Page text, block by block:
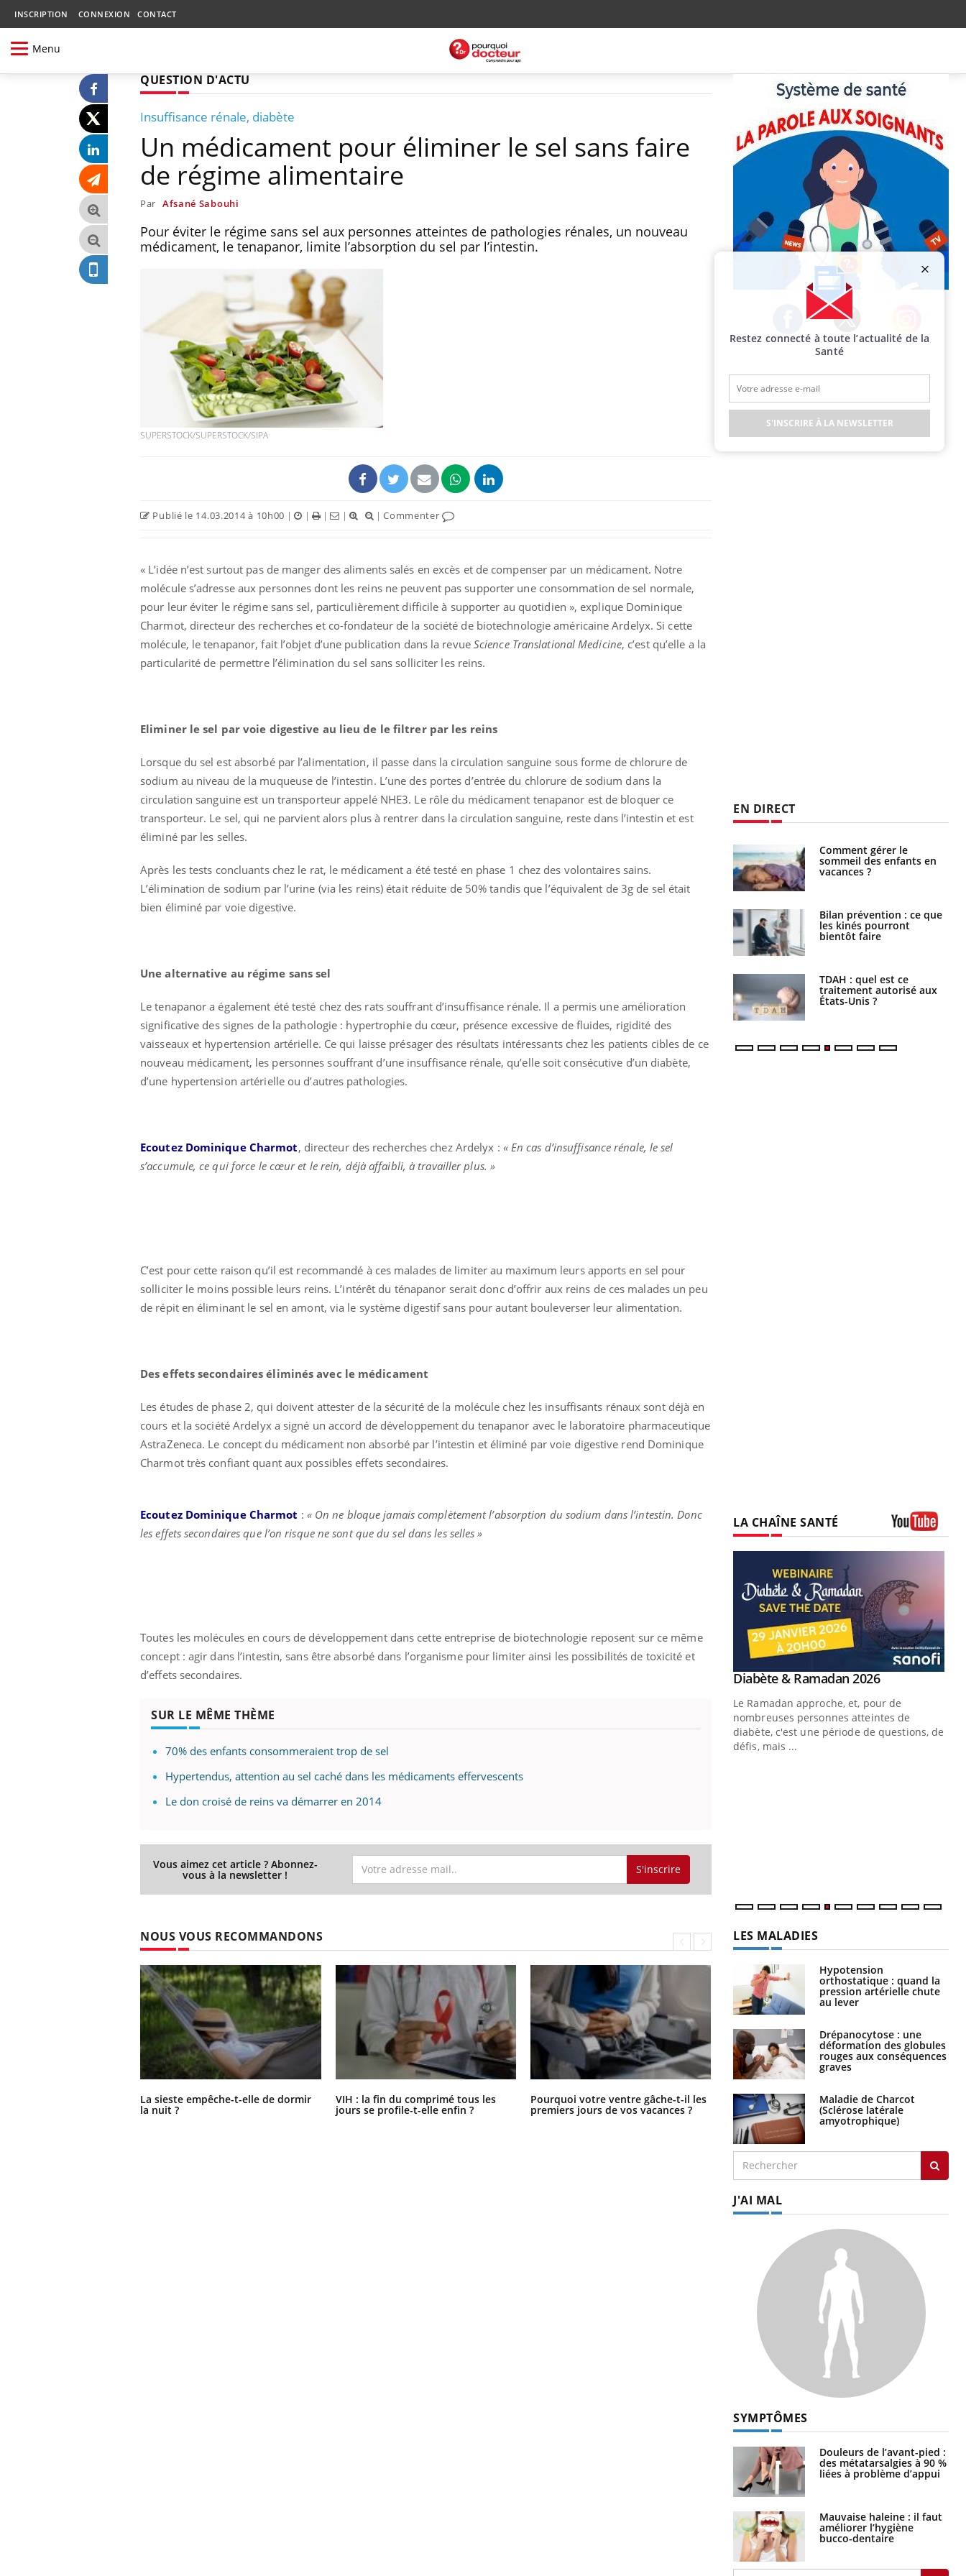
INSCRIPTION CONNEXION CONTACT
Menu
QUESTION D'ACTU
Insuffisance rénale, diabète
Un médicament pour éliminer le sel sans faire
de régime alimentaire
Par Afsané Sabouhi
Pour éviter le régime sans sel aux personnes atteintes de pathologies rénales, un nouveau
médicament, le tenapanor, limite l’absorption du sel par l’intestin.
SUPERSTOCK/SUPERSTOCK/SIPA
Publié le 14.03.2014 à 10h00 | | | | |Commenter
« L’idée n’est surtout pas de manger des aliments salés en excès et de compenser par un médicament. Notre
molécule s’adresse aux personnes dont les reins ne peuvent pas supporter une consommation de sel normale,
pour leur éviter le régime sans sel, particulièrement difficile à supporter au quotidien », explique Dominique
Charmot, directeur des recherches et co-fondateur de la société de biotechnologie américaine Ardelyx. Si cette
molécule, le tenapanor, fait l’objet d’une publication dans la revue Science Translational Medicine, c’est qu’elle a la
particularité de permettre l’élimination du sel sans solliciter les reins.
Eliminer le sel par voie digestive au lieu de le filtrer par les reins
Lorsque du sel est absorbé par l’alimentation, il passe dans la circulation sanguine sous forme de chlorure de
sodium au niveau de la muqueuse de l’intestin. L’une des portes d’entrée du chlorure de sodium dans la
circulation sanguine est un transporteur appelé NHE3. Le rôle du médicament tenapanor est de bloquer ce
transporteur. Le sel, qui ne parvient alors plus à rentrer dans la circulation sanguine, reste dans l’intestin et est
éliminé par les selles.
Après les tests concluants chez le rat, le médicament a été testé en phase 1 chez des volontaires sains.
L’élimination de sodium par l’urine (via les reins) était réduite de 50% tandis que l’équivalent de 3g de sel était
bien éliminé par voie digestive.
Une alternative au régime sans sel
Le tenapanor a également été testé chez des rats souffrant d’insuffisance rénale. Il a permis une amélioration
significative des signes de la pathologie : hypertrophie du cœur, présence excessive de fluides, rigidité des
vaisseaux et hypertension artérielle. Ce qui laisse présager des résultats intéressants chez les patients cibles de ce
nouveau médicament, les personnes souffrant d’une insuffisance rénale, qu’elle soit consécutive d’un diabète,
d’une hypertension artérielle ou d’autres pathologies.
Ecoutez Dominique Charmot, directeur des recherches chez Ardelyx : « En cas d’insuffisance rénale, le sel
s’accumule, ce qui force le cœur et le rein, déjà affaibli, à travailler plus. »
C’est pour cette raison qu’il est recommandé à ces malades de limiter au maximum leurs apports en sel pour
solliciter le moins possible leurs reins. L’intérêt du ténapanor serait donc d’offrir aux reins de ces malades un peu
de répit en éliminant le sel en amont, via le système digestif sans pour autant bouleverser leur alimentation.
Des effets secondaires éliminés avec le médicament
Les études de phase 2, qui doivent attester de la sécurité de la molécule chez les insuffisants rénaux sont déjà en
cours et la société Ardelyx a signé un accord de développement du tenapanor avec le laboratoire pharmaceutique
AstraZeneca. Le concept du médicament non absorbé par l’intestin et éliminé par voie digestive rend Dominique
Charmot très confiant quant aux possibles effets secondaires.
Ecoutez Dominique Charmot : « On ne bloque jamais complètement l’absorption du sodium dans l’intestin. Donc
les effets secondaires que l’on risque ne sont que du sel dans les selles »
Toutes les molécules en cours de développement dans cette entreprise de biotechnologie reposent sur ce même
concept : agir dans l’intestin, sans être absorbé dans l’organisme pour limiter ainsi les possibilités de toxicité et
d’effets secondaires.
SUR LE MÊME THÈME
70% des enfants consommeraient trop de sel
Hypertendus, attention au sel caché dans les médicaments effervescents
Le don croisé de reins va démarrer en 2014
Vous aimez cet article ? Abonnez-
vous à la newsletter ! S'inscrire
NOUS VOUS RECOMMANDONS
La sieste empêche-t-elle de dormir
la nuit ?
VIH : la fin du comprimé tous les
jours se profile-t-elle enfin ?
Pourquoi votre ventre gâche-t-il les
premiers jours de vos vacances ?
Fortes chaleurs : pourquoi le risque
de noyade grimpe-t-il ?
Facebook Twitter Instagram
EN DIRECT
Le smartphone nuit-il à
Mordue par une tique en
le coma pendant 42 jours
secourue grâce à un
réflexe essentiel
les réactions sévères
Comment gérer le
sommeil des enfants en
vacances ?
Bilan prévention : ce que
les kinés pourront
bientôt faire
TDAH : quel est ce
traitement autorisé aux
États-Unis ?
Cerveau : le mystère de la
"madeleine de Proust"
enfin expliqué
Intolérance au gluten : les
nouvelles
recommandations de la
Insuffisance cardiaque :
comment mieux la
prévenir
LA CHAÎNE SANTÉ
Insuline & Charge mentale : et si on
En 2026, l'insuline dans le diabète de type 2
reste entourée d'idées reçues chez les
patients comme parfois chez les soignants.
rythme de vie ! Vacances, plage, piscine,
soleil, activités en plein air… Nos mains
Youtube
Diabète & Ramadan 2026Youtube
Le Ramadan approche, et, pour de
nombreuses personnes atteintes de
diabète, c'est une période de questions, de
défis, mais ...
LES MALADIES
Hypotension
orthostatique : quand la
pression artérielle chute
au lever
Drépanocytose : une
déformation des globules
rouges aux conséquences
graves
Maladie de Charcot
(Sclérose latérale
amyotrophique)
J'AI MAL
SYMPTÔMES
Douleurs de l’avant-pied :
des métatarsalgies à 90 %
liées à problème d’appui
Mauvaise haleine : il faut
améliorer l’hygiène
bucco-dentaire
Restez connecté à toute l’actualité de la
Santé
S'INSCRIRE À LA NEWSLETTER